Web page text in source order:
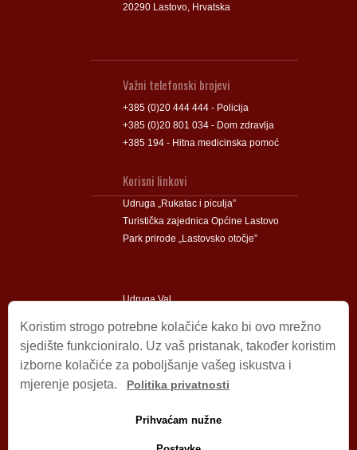
20290 Lastovo, Hrvatska
Važni telefonski brojevi
+385 (0)20 444 444 - Policija
+385 (0)20 801 034 - Dom zdravlja
+385 194 - Hitna medicinska pomoć
Korisni linkovi
Udruga „Rukatac i piculja”
Turistička zajednica Općine Lastovo
Park prirode „Lastovsko otočje”
Udruga Val
Impressum
© 2009 – 2026 Općina Lastovo.
Izjava o privatnosti
Koristim strogo potrebne kolačiće kako bi ovo mrežno
sjedište funkcioniralo. Uz vaš pristanak, također koristim
izborne kolačiće za poboljšanje vašeg iskustva i
mjerenje posjeta.
Politika privatnosti
Prihvaćam nužne